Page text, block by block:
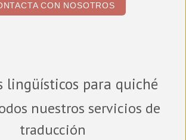
CON NOSOTROS
lingüísticos para quiché
nuestros servicios de
traducción